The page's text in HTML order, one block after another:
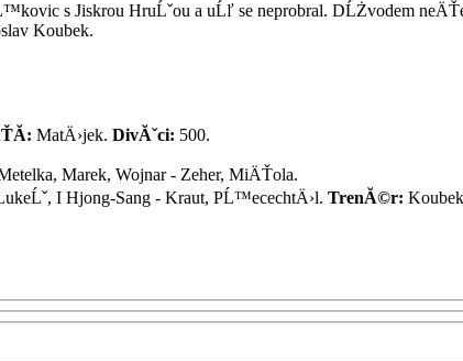
s Jiskrou HruĹˇou a uĹľ se neprobral. DĹŻvodem
Koubek.
MatÄ›jek. DivĂˇci: 500.
Marek, Wojnar - Zeher, MiÄŤola.
I Hjong-Sang - Kraut, PĹ™ecechtÄ›l. TrenĂ©r: